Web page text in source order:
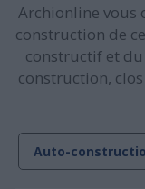
Archionline vous
construction de
constructif et
construction,
Auto-